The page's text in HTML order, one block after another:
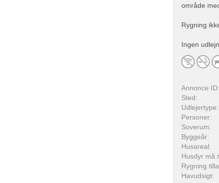
område
Rygning
Ingen
Annonce
Sted:
Udlejertype:
Personer:
Soverum:
Byggeår:
Husareal:
Husdyr må
Rygning
Havudsigt: